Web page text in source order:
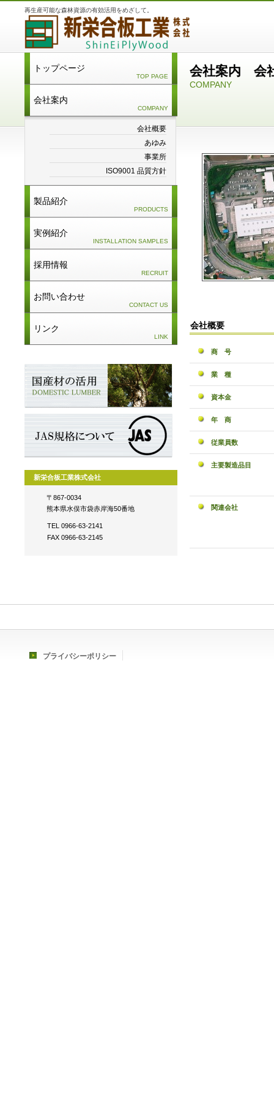
再生産可能な森林資源の有効活用をめざして。
会社案内 会
COMPANY
会社概要
商 号
業 種
資本金
年 商
従業員数
主要製造品目
関連会社
トップページ
TOP PAGE
会社案内
COMPANY
会社概要
あゆみ
事業所
ISO9001 品質方針
製品紹介
PRODUCTS
実例紹介
INSTALLATION SAMPLES
採用情報
RECRUIT
お問い合わせ
CONTACT US
リンク
LINK
新栄合板工業株式会社
〒867-0034
熊本県水俣市袋赤岸海50番地
TEL 0966-63-2141
FAX 0966-63-2145
プライバシーポリシー